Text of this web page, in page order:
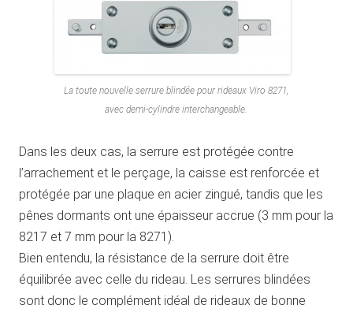
La toute nouvelle serrure blindée pour rideaux Viro 8271,
avec demi-cylindre interchangeable.
Dans les deux cas, la serrure est protégée contre
l’arrachement et le perçage, la caisse est renforcée et
protégée par une plaque en acier zingué, tandis que les
pênes dormants ont une épaisseur accrue (3 mm pour la
8217 et 7 mm pour la 8271).
Bien entendu, la résistance de la serrure doit être
équilibrée avec celle du rideau. Les serrures blindées
sont donc le complément idéal de rideaux de bonne